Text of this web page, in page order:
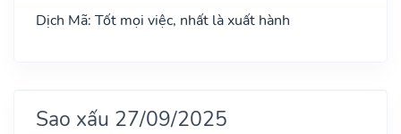
Dịch Mã: Tốt mọi việc, nhất là xuất hành
Sao xấu 27/09/2025